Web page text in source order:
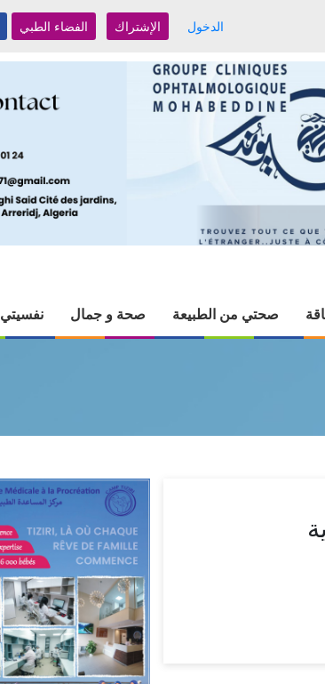
الدخول الإشتراك الفضاء الطبي
صحتي من الطبيعة صحة و جمال نفسيتي